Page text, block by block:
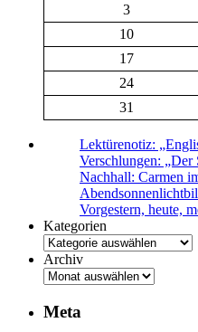
3
10
17
24
31
Lektürenotiz:
Verschlungen: „Der
Nachhall: Carmen
Vorgestern, heute,
Kategorien
Archiv
Meta